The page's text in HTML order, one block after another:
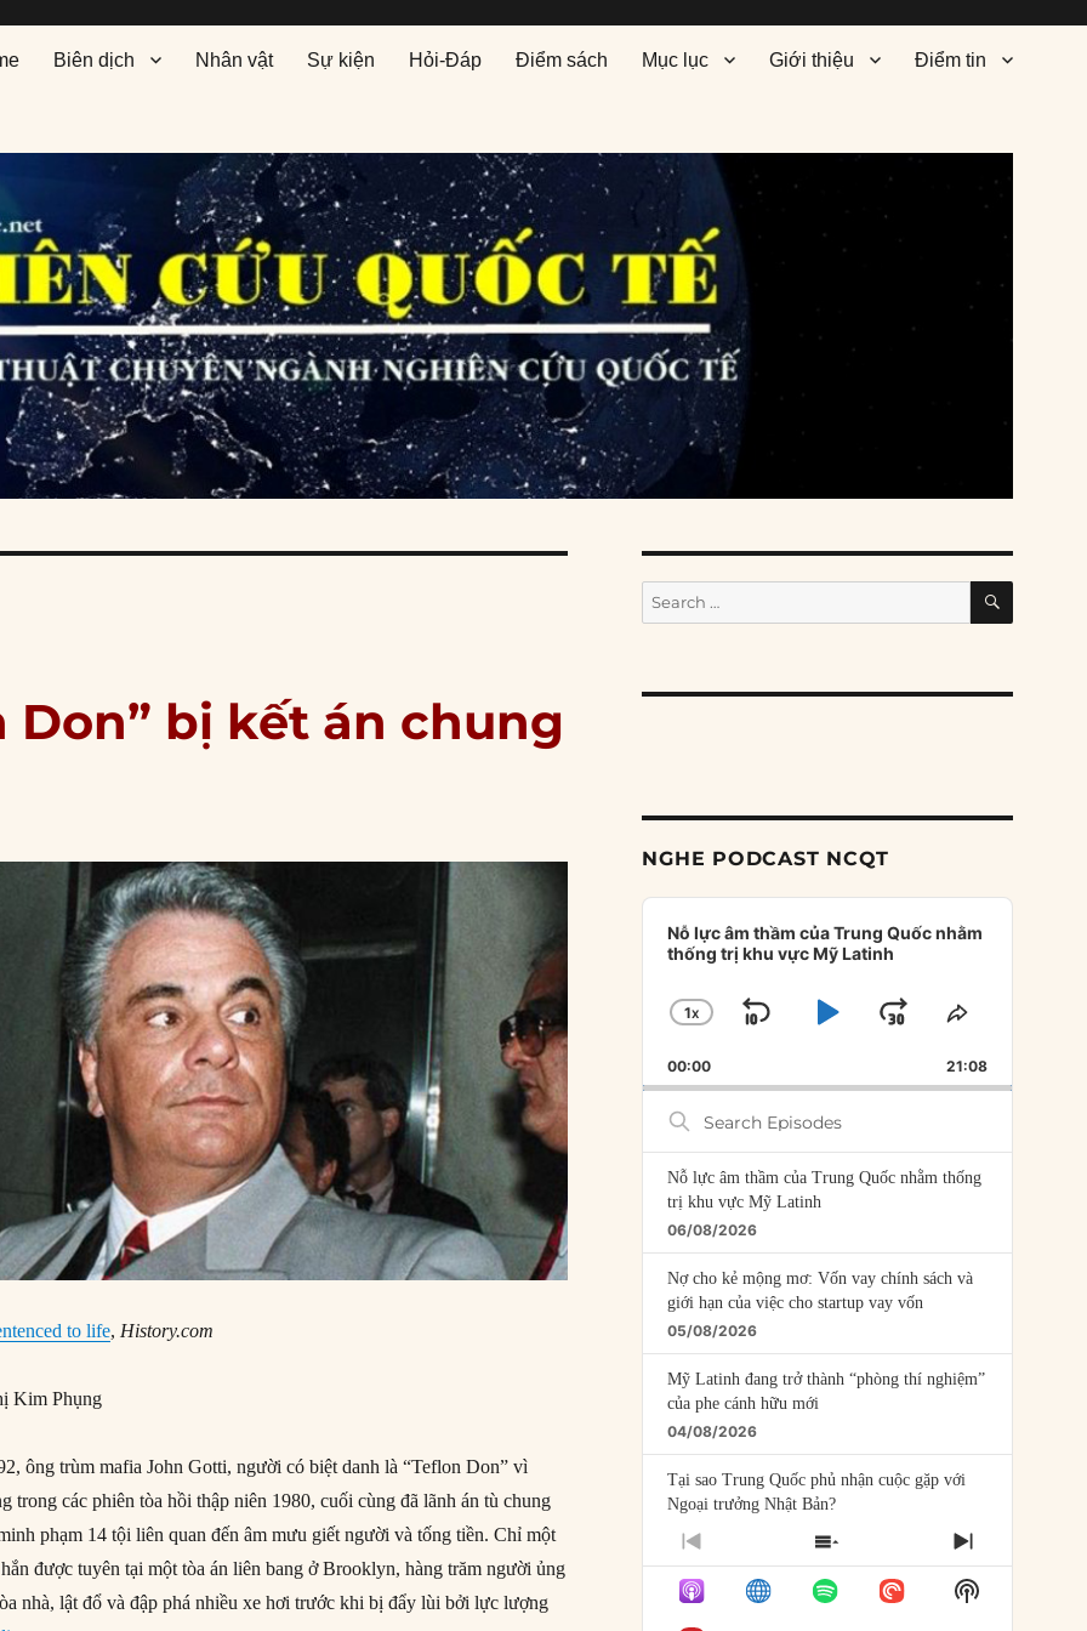
Biên dịch Nhân vật Sự kiện Hỏi-Đáp Điểm sách Mục lục Giới thiệu Điểm tin
Don” bị kết án chung
to life, History.com
Kim Phụng
ông trùm mafia John Gotti, người có biệt danh là “Teflon Don” vì
trong các phiên tòa hồi thập niên 1980, cuối cùng đã lãnh án tù chung
phạm 14 tội liên quan đến âm mưu giết người và tống tiền. Chỉ một
được tuyên tại một tòa án liên bang ở Brooklyn, hàng trăm người ủng
nhà, lật đổ và đập phá nhiều xe hơi trước khi bị đẩy lùi bởi lực lượng
Search
for:
SEARCH
NGHE PODCAST NCQT
Audio
Player
Nỗ lực âm thầm của Trung Quốc nhằm
thống trị khu vực Mỹ Latinh
CHANGE
RATE
1X
SKIP
BACKWARD
PLAYJUMP
FORWARD
SHARE
EPISODE
00:00 21:08
Search
Episodes
Nỗ lực âm thầm của Trung Quốc nhằm thống
trị khu vực Mỹ Latinh
06/08/2026
Nợ cho kẻ mộng mơ: Vốn vay chính sách và
giới hạn của việc cho startup vay vốn
05/08/2026
Mỹ Latinh đang trở thành “phòng thí nghiệm”
của phe cánh hữu mới
04/08/2026
Tại sao Trung Quốc phủ nhận cuộc gặp với
Ngoại trưởng Nhật Bản?
04/08/2026
Điểm mù chiến lược của Trump tại Thái Bình
Dương
PREVIOUS
EPISODE
SHOW
EPISODES
LIST
NEXT
EPISODE
Show
Podcast